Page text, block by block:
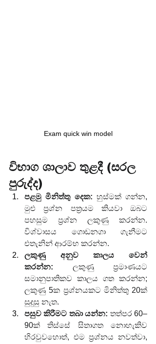
Exam quick win model
විභාග ශාලාව තුළදී (සරල
පුරුද්ද)
පළමු මිනිත්තු දෙක: හුස්මක් ගන්න,
මුළු ප්‍රශ්න පත්‍රයම කියවා ඔබට
පහසුම ප්‍රශ්න ලකුණු කරන්න.
විශ්වාසය ගොඩනගා ගැනීමට
එතැනින් ආරම්භ කරන්න.
ලකුණු අනුව කාලය වෙන්
කරන්න: ලකුණු ප්‍රමාණයට
සමානුපාතිකව කාලය ගත කරන්න;
ලකුණු 5ක ප්‍රශ්නයකට මිනිත්තු 20ක්
සුදුසු නැත.
පසුව කිරීමට තබා යන්න: තත්පර 60–
90ක් තිස්සේ සිතාගත නොහැකිව
හිරවුවහොත්, එම ප්‍රශ්නය නවත්වා,